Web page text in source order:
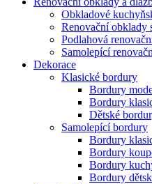
Obkladové
Renovační obklady
Podlahová
Samolepící
Dekorace
Klasické bordury
Bordury
Bordury
Dětské
Samolepící bordury
Bordury
Bordury
Bordury
Bordury